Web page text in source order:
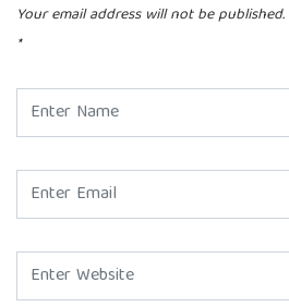
Your email address will not be published.
*